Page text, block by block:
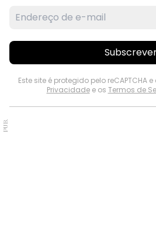
Este site é protegido pelo reCAPTCHA
Privacidadee os Termos de
PUB.